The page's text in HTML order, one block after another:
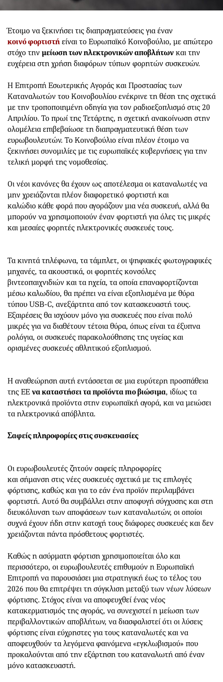
Έτοιμο να ξεκινήσει τις διαπραγματεύσεις για έναν
κοινό φορτιστή είναι το Ευρωπαϊκό Κοινοβούλιο, με απώτερο
στόχο την μείωση των ηλεκτρονικών αποβλήτων και την
ευχέρεια στη χρήση διαφόρων τύπων φορητών συσκευών.
Η Επιτροπή Εσωτερικής Αγοράς και Προστασίας των
Καταναλωτών του Κοινοβουλίου ενέκρινε τη θέση της σχετικά
με την τροποποιημένη οδηγία για τον ραδιοεξοπλισμό στις 20
Απριλίου. Το πρωί της Τετάρτης, η σχετική ανακοίνωση στην
ολομέλεια επιβεβαίωσε τη διαπραγματευτική θέση των
ευρωβουλευτών. Το Κοινοβούλιο είναι πλέον έτοιμο να
ξεκινήσει συνομιλίες με τις ευρωπαϊκές κυβερνήσεις για την
τελική μορφή της νομοθεσίας.
Οι νέοι κανόνες θα έχουν ως αποτέλεσμα οι καταναλωτές να
μην χρειάζονται πλέον διαφορετικό φορτιστή και
καλώδιο κάθε φορά που αγοράζουν μια νέα συσκευή, αλλά θα
μπορούν να χρησιμοποιούν έναν φορτιστή για όλες τις μικρές
και μεσαίες φορητές ηλεκτρονικές συσκευές τους.
Τα κινητά τηλέφωνα, τα τάμπλετ, οι ψηφιακές φωτογραφικές
μηχανές, τα ακουστικά, οι φορητές κονσόλες
βιντεοπαιχνιδιών και τα ηχεία, τα οποία επαναφορτίζονται
μέσω καλωδίου, θα πρέπει να είναι εξοπλισμένα με θύρα
τύπου USB-C, ανεξάρτητα από τον κατασκευαστή τους.
Εξαιρέσεις θα ισχύουν μόνο για συσκευές που είναι πολύ
μικρές για να διαθέτουν τέτοια θύρα, όπως είναι τα έξυπνα
ρολόγια, οι συσκευές παρακολούθησης της υγείας και
ορισμένες συσκευές αθλητικού εξοπλισμού.
Η αναθεώρηση αυτή εντάσσεται σε μια ευρύτερη προσπάθεια
της ΕΕ να καταστήσει τα προϊόντα πιο βιώσιμα, ιδίως τα
ηλεκτρονικά προϊόντα στην ευρωπαϊκή αγορά, και να μειώσει
τα ηλεκτρονικά απόβλητα.
Σαφείς πληροφορίες στις συσκευασίες
Οι ευρωβουλευτές ζητούν σαφείς πληροφορίες
και σήμανση στις νέες συσκευές σχετικά με τις επιλογές
φόρτισης, καθώς και για το εάν ένα προϊόν περιλαμβάνει
φορτιστή. Αυτό θα συμβάλλει στην αποφυγή σύγχυσης και στη
διευκόλυνση των αποφάσεων των καταναλωτών, οι οποίοι
συχνά έχουν ήδη στην κατοχή τους διάφορες συσκευές και δεν
χρειάζονται πάντα πρόσθετους φορτιστές.
Καθώς η ασύρματη φόρτιση χρησιμοποιείται όλο και
περισσότερο, οι ευρωβουλευτές επιθυμούν η Ευρωπαϊκή
Επιτροπή να παρουσιάσει μια στρατηγική έως το τέλος του
2026 που θα επιτρέψει τη σύγκλιση μεταξύ των νέων λύσεων
φόρτισης. Στόχος είναι να αποφευχθεί ένας νέος
κατακερματισμός της αγοράς, να συνεχιστεί η μείωση των
περιβαλλοντικών αποβλήτων, να διασφαλιστεί ότι οι λύσεις
φόρτισης είναι εύχρηστες για τους καταναλωτές και να
αποφευχθούν τα λεγόμενα φαινόμενα «εγκλωβισμού» που
προκαλούνται από την εξάρτηση του καταναλωτή από έναν
μόνο κατασκευαστή.